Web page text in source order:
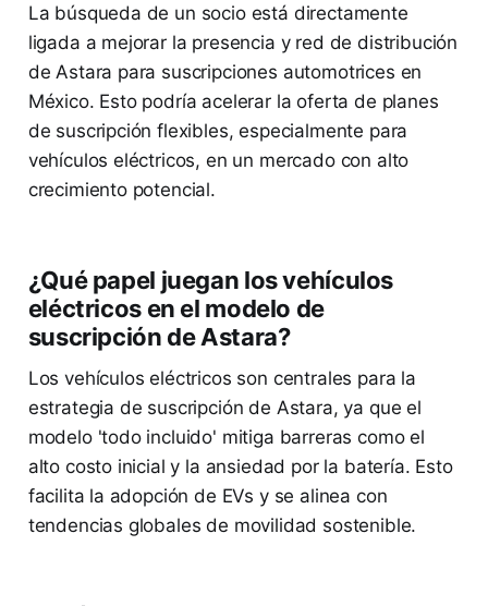
La búsqueda de un socio está directamente
ligada a mejorar la presencia y red de distribución
de Astara para suscripciones automotrices en
México. Esto podría acelerar la oferta de planes
de suscripción flexibles, especialmente para
vehículos eléctricos, en un mercado con alto
crecimiento potencial.
¿Qué papel juegan los vehículos
eléctricos en el modelo de
suscripción de Astara?
Los vehículos eléctricos son centrales para la
estrategia de suscripción de Astara, ya que el
modelo 'todo incluido' mitiga barreras como el
alto costo inicial y la ansiedad por la batería. Esto
facilita la adopción de EVs y se alinea con
tendencias globales de movilidad sostenible.